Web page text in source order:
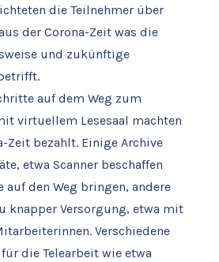
die Teilnehmer über
der Corona-Zeit was die
und zukünftige
auf dem Weg zum
virtuellem Lesesaal machten
Zeit bezahlt. Einige Archive
etwa Scanner beschaffen
auf den Weg bringen, andere
knapper Versorgung, etwa mit
Verschiedene
die Telearbeit wie etwa